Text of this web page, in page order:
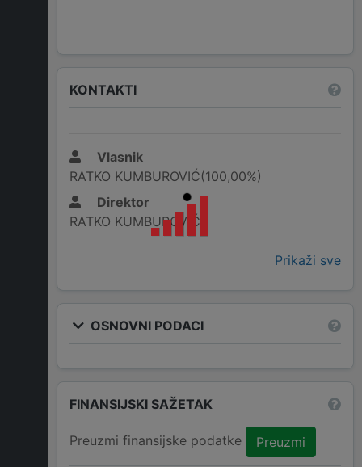
KONTAKTI
Vlasnik
RATKO KUMBUROVIĆ(100,00%)
Direktor
RATKO KUMBUROVIĆ
Prikaži sve
OSNOVNI PODACI
FINANSIJSKI SAŽETAK
Preuzmi finansijske podatke Preuzmi